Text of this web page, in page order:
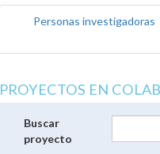
Personas investigadoras
PROYECTOS EN
Buscar
proyecto